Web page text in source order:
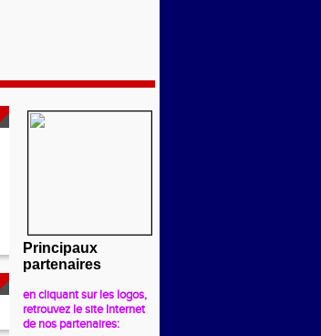
Principaux
partenaires
en cliquant sur les logos,
retrouvez le site Internet
de nos partenaires: